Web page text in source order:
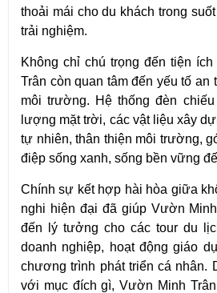
thoải mái cho du khách trong
trải nghiệm.
Không chỉ chú trọng đến tiện
Trân còn quan tâm đến yếu tố an
môi trường. Hệ thống đèn
lượng mặt trời, các vật liệu xây
tự nhiên, thân thiện môi trường,
điệp sống xanh, sống bền vững
Chính sự kết hợp hài hòa giữa
nghi hiện đại đã giúp Vườn
đến lý tưởng cho các tour du
doanh nghiệp, hoạt động giáo
chương trình phát triển cá nhân.
với mục đích gì, Vườn Minh